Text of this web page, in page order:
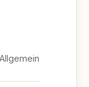
Allgemein